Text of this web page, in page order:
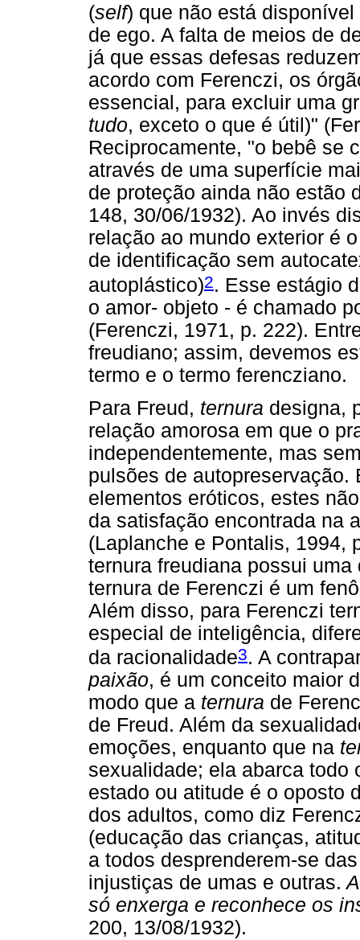
(self) que não está
de ego. A falta de meios de
já que essas defesas
acordo com Ferenczi, os
essencial, para excluir uma
tudo, exceto o que é útil)"
Reciprocamente, "o bebê se
através de uma superfície
de proteção ainda não estão
148, 30/06/1932). Ao invés
relação ao mundo exterior é
de identificação sem
autoplástico)2. Esse estágio
o amor- objeto - é chamado
(Ferenczi, 1971, p. 222).
freudiano; assim, devemos
termo e o termo ferencziano.
Para Freud, ternura designa,
relação amorosa em que o
independentemente, mas
pulsões de autopreservação.
elementos eróticos, estes
da satisfação encontrada na
(Laplanche e Pontalis, 1994,
ternura freudiana possui
ternura de Ferenczi é um
Além disso, para Ferenczi
especial de inteligência,
da racionalidade3. A
paixão, é um conceito maior
modo que a ternura de
de Freud. Além da
emoções, enquanto que na
sexualidade; ela abarca todo
estado ou atitude é o oposto
dos adultos, como diz
(educação das crianças,
a todos desprenderem-se
injustiças de umas e outras.
só enxerga e reconhece os
200, 13/08/1932).